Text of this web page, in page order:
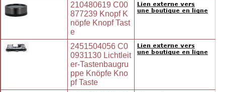
210480619 C00
877239 Knopf K
nöpfe Knopf Tast
e
2451504056 C0
0931130 Lichtleit
er-Tastenbaugru
ppe Knöpfe Kno
pf Taste